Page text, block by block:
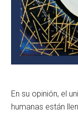
En su opinión, el
humanas están